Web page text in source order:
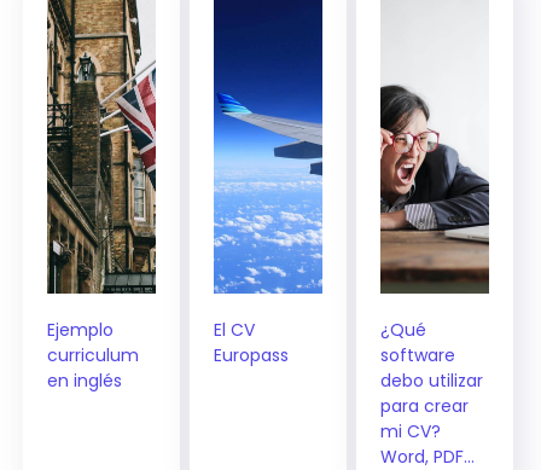
Ejemplo
curriculum
en inglés
El CV
Europass
¿Qué
software
debo utilizar
para crear
mi CV?
Word, PDF…